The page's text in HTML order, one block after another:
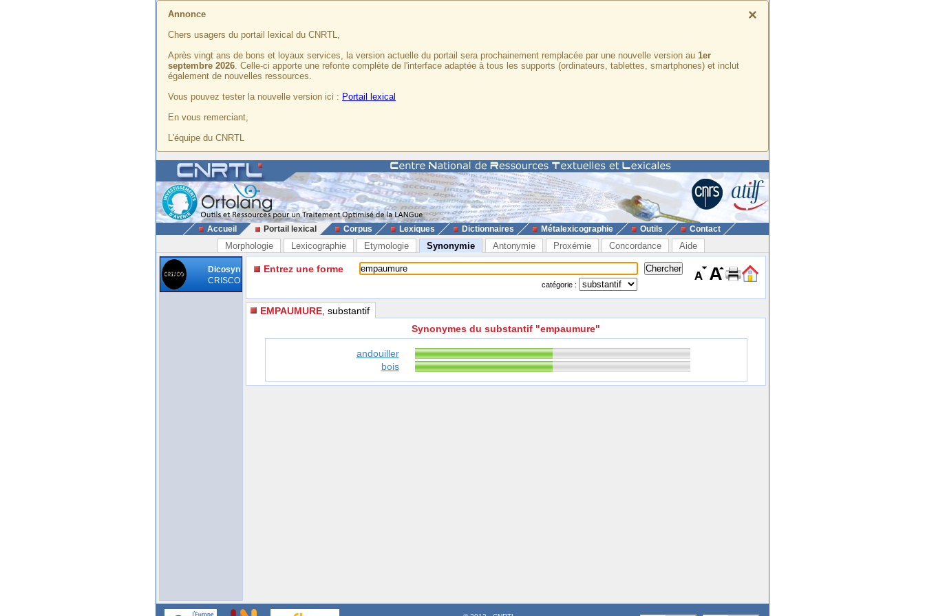
×
Annonce
Chers usagers du portail lexical du CNRTL,
Après vingt ans de bons et loyaux services, la version actuelle du portail sera prochainement remplacée par une nouvelle version au 1er
septembre 2026. Celle-ci apporte une refonte complète de l'interface adaptée à tous les supports (ordinateurs, tablettes, smartphones) et inclut
également de nouvelles ressources.
Vous pouvez tester la nouvelle version ici : Portail lexical
En vous remerciant,
L'équipe du CNRTL
Accueil Portail lexical Corpus Lexiques Dictionnaires Métalexicographie Outils Contact
Morphologie Lexicographie Etymologie Synonymie Antonymie Proxémie Concordance Aide
Dicosyn
CRISCO
Entrez une forme
catégorie :
EMPAUMURE , substantif
Synonymes du substantif "empaumure"
andouiller
bois